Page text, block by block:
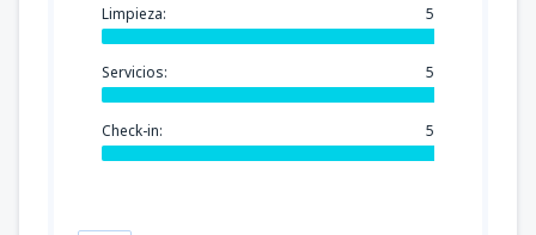
Limpieza: 5
Servicios: 5
Check-in: 5